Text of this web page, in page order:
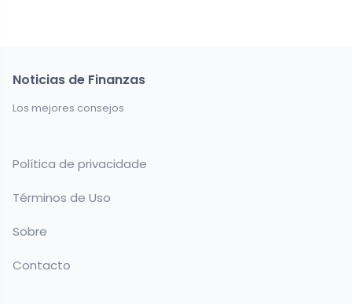
Noticias de Finanzas
Los mejores consejos
Política de privacidade
Términos de Uso
Sobre
Contacto